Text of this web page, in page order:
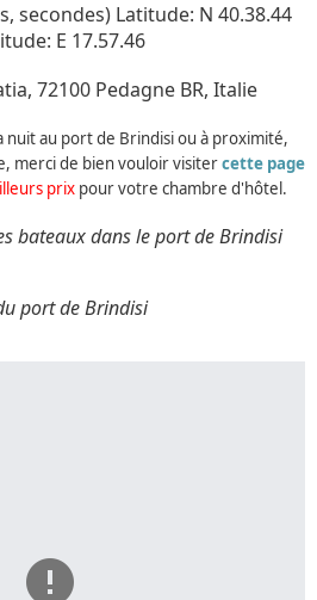
secondes) Latitude: N 40.38.44
E 17.57.46
72100 Pedagne BR, Italie
nuit au port de Brindisi ou à proximité,
merci de bien vouloir visitercette page
prix pour votre chambre d'hôtel.
bateaux dans le port de Brindisi
port de Brindisi